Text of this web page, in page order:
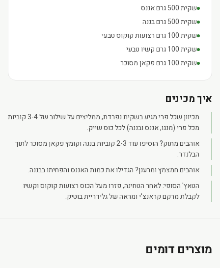
שקית 500 גרם אננס
שקית 500 גרם בננה
שקית 100 גרם רצועות קוקוס טבעי
שקית 100 גרם קשיו טבעי
שקית 100 גרם פקאן מסוכר
איך מכינים
מכיוון שכל פרי מגיע בשקית נפרדת, ממליצים על שילוב של 3-4 קוביות
מכל פרי (מנגו, אננס ובננה) לכל כוס שייק.
אוהבים מתוק? הוסיפו עוד 2-3 קוביות בננה וקומץ פקאן מסוכר לתוך
הבלנדר.
אוהבים חמצמץ ומרענן? הגדילו את כמות האננס והפחיתו בבננה.
הטאץ' הסופי: לאחר הטחינה, פזרו מעל הכוס רצועות קוקוס וקשיו
לקבלת מרקם קראנצ'י ומראה של גלידריית בוטיק.
מוצרים דומים